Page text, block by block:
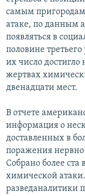
самым
атаке, по данным
появляться в
половине
их число достигло
жертвах
двенадцати мест.
В отчете
информация о
доставленных в
поражения
Собрано более ста
химической
разведаналитики